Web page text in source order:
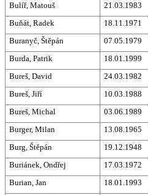
Bulíř, Matouš 21.03.1983
Buňát, Radek 18.11.1971
Buranyč, Štěpán 07.05.1979
Burda, Patrik 18.01.1999
Bureš, David 24.03.1982
Bureš, Jiří 10.03.1988
Bureš, Michal 03.06.1989
Burger, Milan 13.08.1965
Burg, Štěpán 19.12.1948
Buriánek, Ondřej 17.03.1972
Burian, Jan 18.01.1993